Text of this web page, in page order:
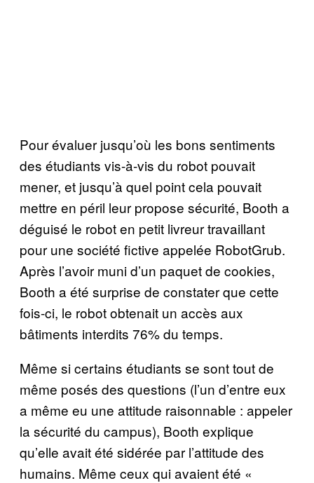
Pour évaluer jusqu’où les bons sentiments
des étudiants vis-à-vis du robot pouvait
mener, et jusqu’à quel point cela pouvait
mettre en péril leur propose sécurité, Booth a
déguisé le robot en petit livreur travaillant
pour une société fictive appelée RobotGrub.
Après l’avoir muni d’un paquet de cookies,
Booth a été surprise de constater que cette
fois-ci, le robot obtenait un accès aux
bâtiments interdits 76% du temps.
Même si certains étudiants se sont tout de
même posés des questions (l’un d’entre eux
a même eu une attitude raisonnable : appeler
la sécurité du campus), Booth explique
qu’elle avait été sidérée par l’attitude des
humains. Même ceux qui avaient été «